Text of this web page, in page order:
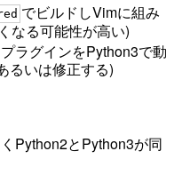
でビルドしVimに組み
なる可能性が高い)
ラグインをPython3で動
るいは修正する)
Python2とPython3が同